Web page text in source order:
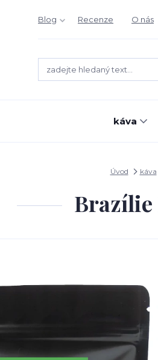
Blog Recenze O nás
káva
Úvod káva
Brazílie